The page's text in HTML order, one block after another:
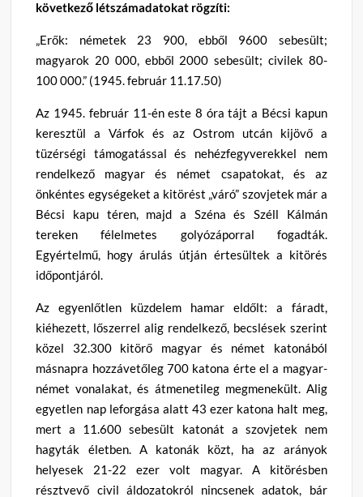
következő létszámadatokat rögzíti:
„Erők: németek 23 900, ebből 9600 sebesült;
magyarok 20 000, ebből 2000 sebesült; civilek 80-
100 000.” (1945. február 11.17.50)
Az 1945. február 11-én este 8 óra tájt a Bécsi kapun
keresztül a Várfok és az Ostrom utcán kijövő a
tüzérségi támogatással és nehézfegyverekkel nem
rendelkező magyar és német csapatokat, és az
önkéntes egységeket a kitörést „váró” szovjetek már a
Bécsi kapu téren, majd a Széna és Széll Kálmán
tereken félelmetes golyózáporral fogadták.
Egyértelmű, hogy árulás útján értesültek a kitörés
időpontjáról.
Az egyenlőtlen küzdelem hamar eldőlt: a fáradt,
kiéhezett, lőszerrel alig rendelkező, becslések szerint
közel 32.300 kitörő magyar és német katonából
másnapra hozzávetőleg 700 katona érte el a magyar-
német vonalakat, és átmenetileg megmenekült. Alig
egyetlen nap leforgása alatt 43 ezer katona halt meg,
mert a 11.600 sebesült katonát a szovjetek nem
hagyták életben. A katonák közt, ha az arányok
helyesek 21-22 ezer volt magyar. A kitörésben
résztvevő civil áldozatokról nincsenek adatok, bár